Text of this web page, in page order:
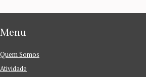
Menu
Quem Somos
Atividade